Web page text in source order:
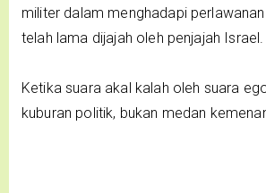
militer dalam menghadapi
telah lama dijajah oleh penjajah Israel.
Ketika suara akal kalah oleh suara
kuburan politik, bukan medan